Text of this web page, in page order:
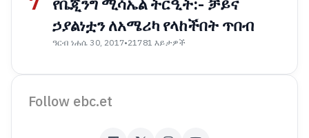
ኃያልነቷን ለአሜሪካ የላከችበት ጥበብ
ዓርብ ነሐሴ 30, 2017•21781 እይታዎች
Follow ebc.et